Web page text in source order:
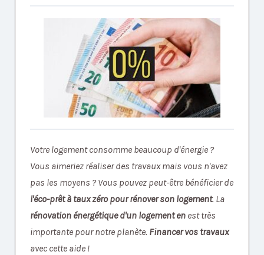
Votre logement consomme beaucoup d'énergie ?
Vous aimeriez réaliser des travaux mais vous n'avez
pas les moyens ? Vous pouvez peut-être bénéficier de
l'éco-prêt à taux zéro pour rénover son logement. La
rénovation énergétique d'un logement en est très
importante pour notre planète. Financer vos travaux
avec cette aide !